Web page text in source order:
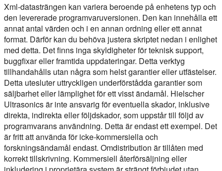
Xml-datasträngen kan variera beroende på enhetens typ och
den levererade programvaruversionen. Den kan innehålla ett
annat antal värden och i en annan ordning eller ett annat
format. Därför kan du behöva justera skriptet nedan i enlighet
med detta. Det finns inga skyldigheter för teknisk support,
buggfixar eller framtida uppdateringar. Detta verktyg
tillhandahålls utan några som helst garantier eller utfästelser.
Detta utesluter uttryckligen underförstådda garantier som
säljbarhet eller lämplighet för ett visst ändamål. Hielscher
Ultrasonics är inte ansvarig för eventuella skador, inklusive
direkta, indirekta eller följdskador, som uppstår till följd av
programvarans användning. Detta är endast ett exempel. Det
är fritt att använda för icke-kommersiella och
forskningsändamål endast. Omdistribution är tillåten med
korrekt tillskrivning. Kommersiell återförsäljning eller